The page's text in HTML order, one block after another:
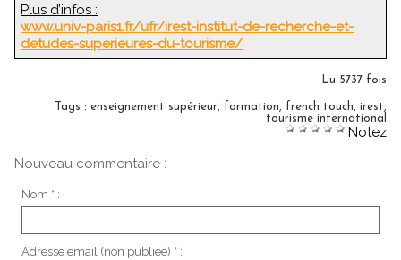
Plus d’infos :
www.univ-paris1.fr/ufr/irest-institut-de-recherche-et-
detudes-superieures-du-tourisme/
Lu 5737 fois
Tags : enseignement supérieur formation french touch irest
tourisme international
Notez
Nouveau commentaire :
Nom * :
Adresse email (non publiée) * :